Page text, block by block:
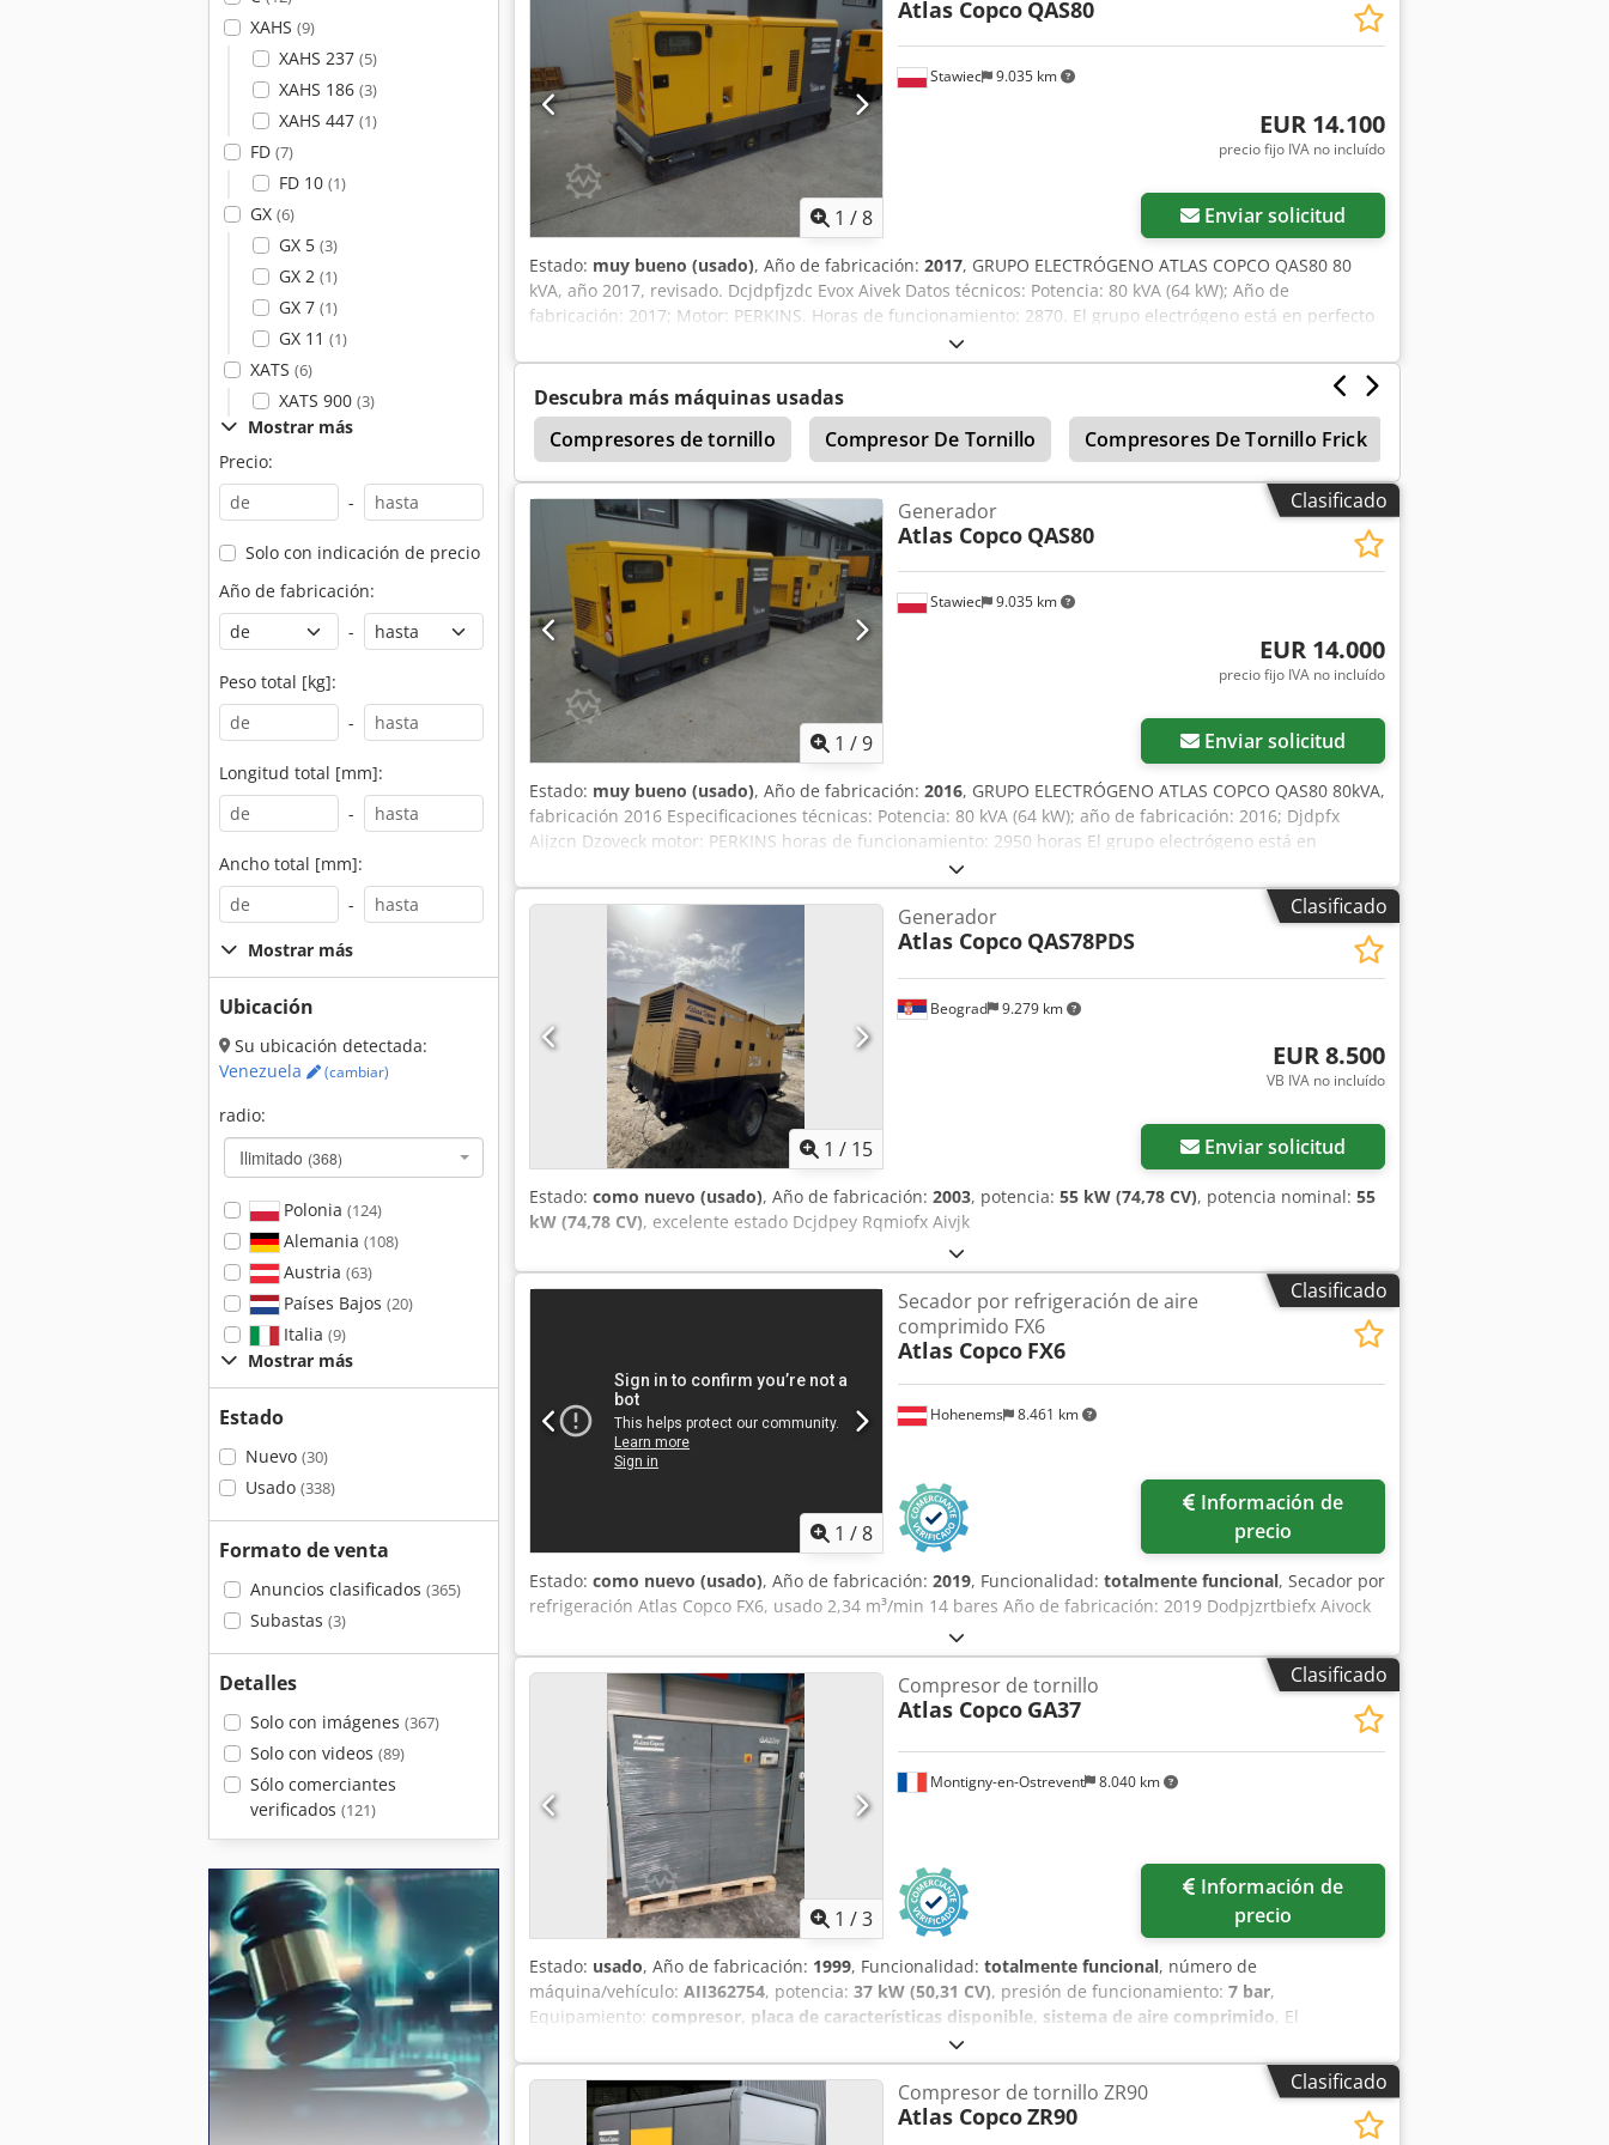
XAHS (9)
XAHS 237 (5)
XAHS 186 (3)
XAHS 447 (1)
FD (7)
FD 10 (1)
GX (6)
GX 5 (3)
GX 2 (1)
GX 7 (1)
GX 11 (1)
XATS (6)
XATS 900 (3)
Mostrar más
Precio:
-
Solo con indicación de precio
Año de fabricación:
-
Peso total [kg]:
-
Longitud total [mm]:
-
Ancho total [mm]:
-
Mostrar más
Ubicación
Su ubicación detectada:
Venezuela
(cambiar)
radio:
Ilimitado (368)
Polonia (124)
Alemania (108)
Austria (63)
Países Bajos (20)
Italia (9)
Mostrar más
Estado
Nuevo (30)
Usado (338)
Formato de venta
Anuncios clasificados (365)
Subastas (3)
Detalles
Solo con imágenes (367)
Solo con videos (89)
Sólo comerciantes
verificados (121)
1 /8
Stawiec 9.035 km
Atlas Copco QAS80
EUR 14.100
precio fijo IVA no incluído
Enviar solicitud
Estado: muy bueno (usado), Año de fabricación: 2017, GRUPO ELECTRÓGENO ATLAS COPCO QAS80 80
kVA, año 2017, revisado. Dcjdpfjzdc Evox Aivek Datos técnicos: Potencia: 80 kVA (64 kW); Año de
fabricación: 2017; Motor: PERKINS. Horas de funcionamiento: 2870. El grupo electrógeno está en perfecto
estado de funcionamiento. Precio neto: 59 500 PLN. Precio bruto: 73 185 PLN.
Descubra más máquinas usadas
Compresores de tornillo
Compresor De Tornillo Compresores De Tornillo Frick
Fg Wilson Generadores
Clasificado
1 /9
Stawiec 9.035 km
Generador
Atlas Copco QAS80
EUR 14.000
precio fijo IVA no incluído
Enviar solicitud
Estado: muy bueno (usado), Año de fabricación: 2016, GRUPO ELECTRÓGENO ATLAS COPCO QAS80 80kVA,
fabricación 2016 Especificaciones técnicas: Potencia: 80 kVA (64 kW); año de fabricación: 2016; Djdpfx
Aijzcn Dzoveck motor: PERKINS horas de funcionamiento: 2950 horas El grupo electrógeno está en
perfecto estado de funcionamiento. Precio neto: 59.500 PLN Precio bruto: 73.185 PLN
Clasificado
1 / 15
Beograd 9.279 km
Generador
Atlas Copco QAS78PDS
EUR 8.500
VB IVA no incluído
Enviar solicitud
Estado: como nuevo (usado), Año de fabricación: 2003, potencia: 55 kW (74,78 CV), potencia nominal: 55
kW (74,78 CV), excelente estado Dcjdpey Rqmiofx Aivjk
Clasificado
1 /8
Hohenems 8.461 km
Secador por refrigeración de aire
comprimido FX6
Atlas Copco FX6
precio
Estado: como nuevo (usado), Año de fabricación: 2019, Funcionalidad: totalmente funcional, Secador por
refrigeración Atlas Copco FX6, usado 2,34 m³/min 14 bares Año de fabricación: 2019 Dodpjzrtbiefx Aivock
Clasificado
1 /3
Montigny-en-Ostrevent 8.040 km
Compresor de tornillo
Atlas Copco GA37
precio
Estado: usado, Año de fabricación: 1999, Funcionalidad: totalmente funcional, número de
máquina/vehículo: AII362754, potencia: 37 kW (50,31 CV), presión de funcionamiento: 7 bar,
Equipamiento: compresor, placa de características disponible, sistema de aire comprimido, El
compresor lubricado Atlas Copco GA37 es una máquina potente y fiable, diseñada para ofrecer un
rendimiento óptimo en diversos entornos industriales. Este modelo de segunda mano, con una potencia
de 37 kW, es capaz de funcionar a una presión de 7,5 bares, lo que lo hace ideal para aplicaciones que
requieren una presión constante y eficiencia energética. Dedpozpxnvsfx Aivock Fabricado por Atlas Copco,
Clasificado
Compresor de tornillo ZR90
Atlas CopcoZR90